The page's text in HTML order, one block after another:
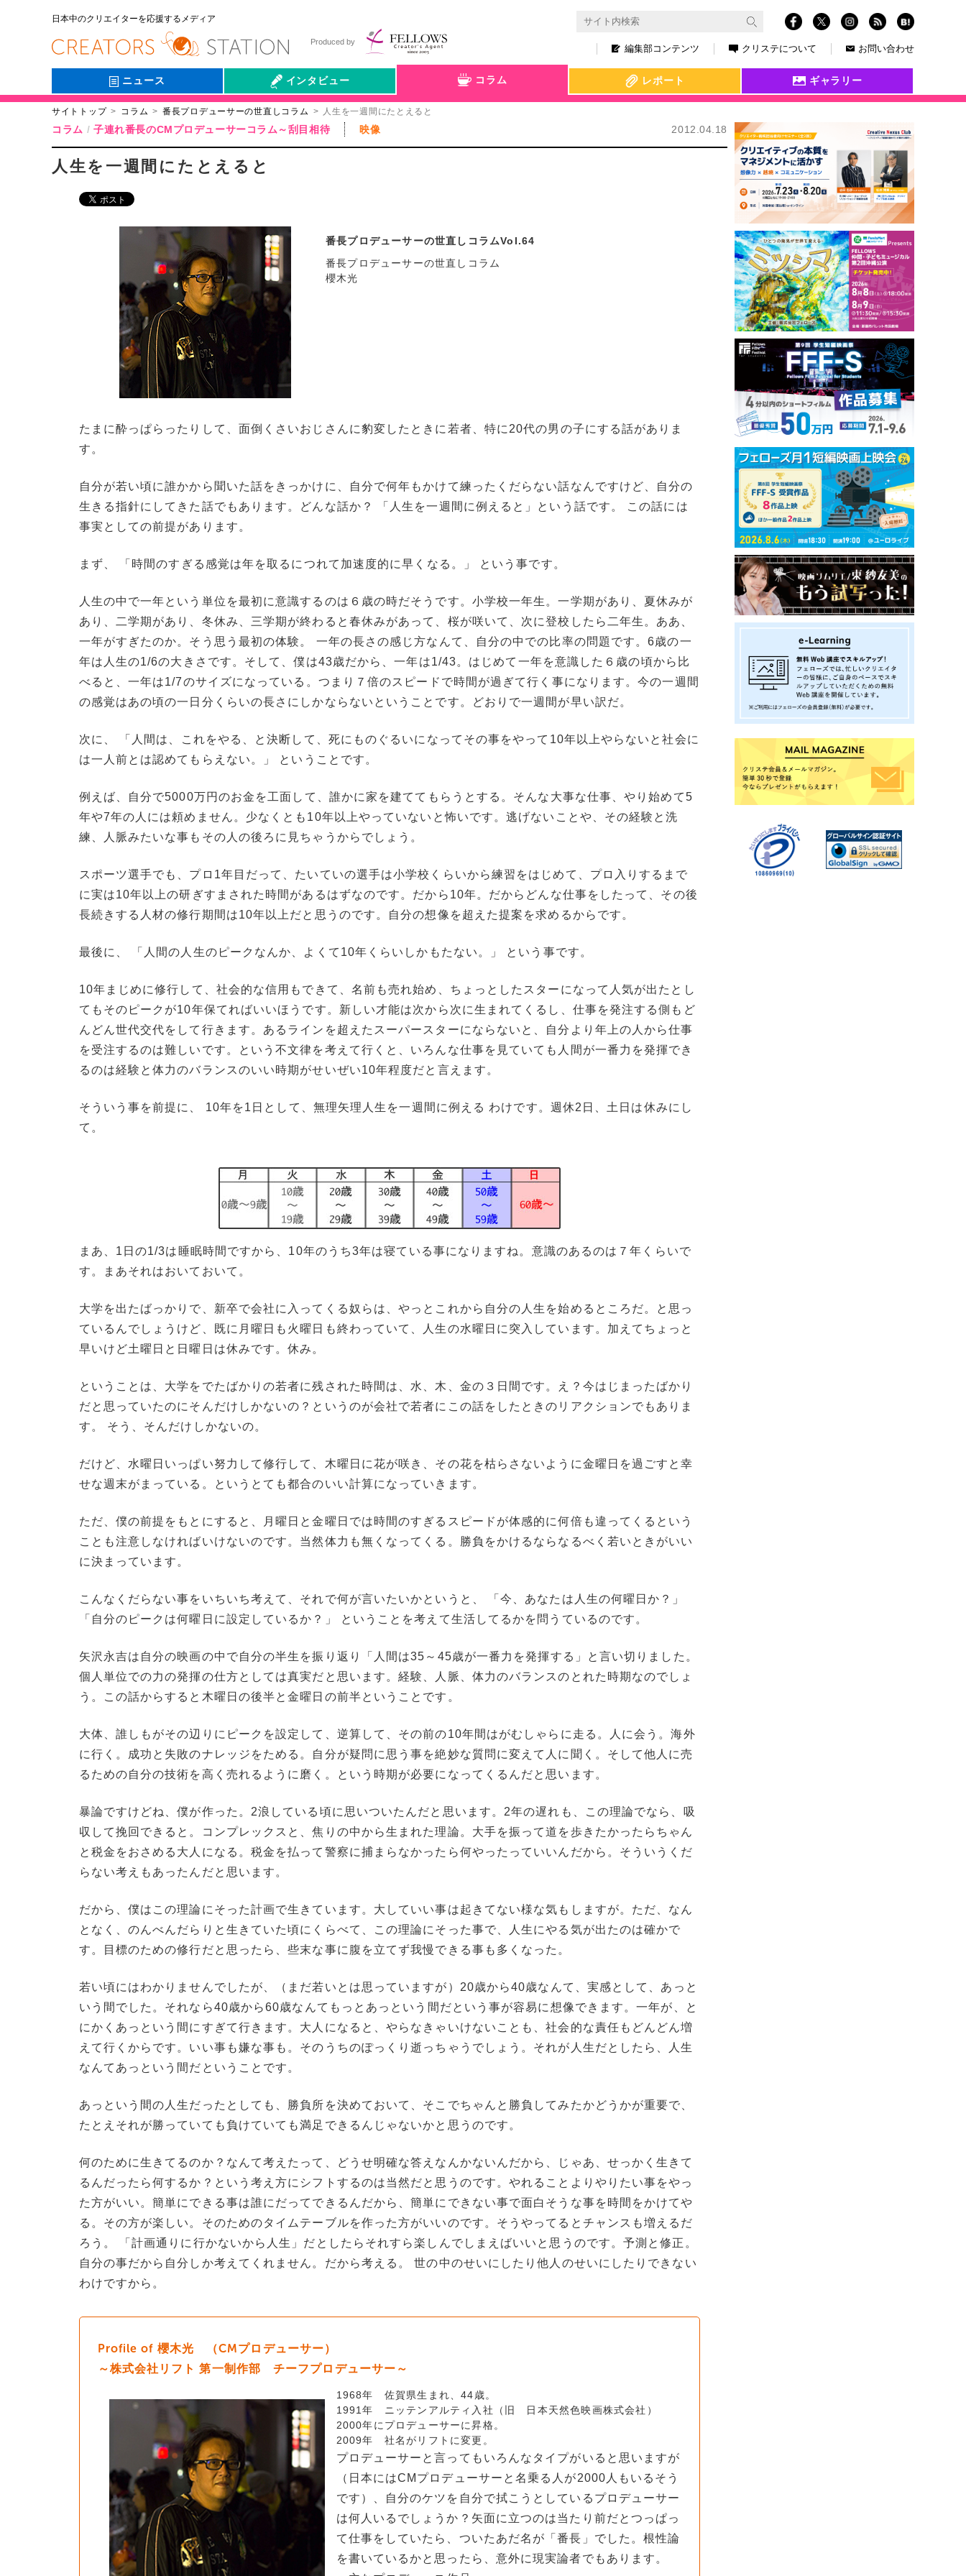
日本中のクリエイターを応援するメディア
編集部コンテンツ クリステについて お問い合わせ
Produced by
ニュース インタビュー
会社伝
コラム レポート ギャラリー
サイトトップ コラム 番長プロデューサーの世直しコラム 人生を一週間にたとえると
コラム 子連れ番長のCMプロデューサーコラム～刮目相待 映像 2012.04.18
人生を一週間にたとえると
番長プロデューサーの世直しコラムVol.64
番長プロデューサーの世直しコラム
櫻木光
たまに酔っぱらったりして、面倒くさいおじさんに豹変したときに若者、特に20代の男の子にする話がありま
す。
自分が若い頃に誰かから聞いた話をきっかけに、自分で何年もかけて練ったくだらない話なんですけど、自分の
生きる指針にしてきた話でもあります。どんな話か？ 「人生を一週間に例えると」という話です。 この話には
事実としての前提があります。
まず、 「時間のすぎる感覚は年を取るにつれて加速度的に早くなる。」 という事です。
人生の中で一年という単位を最初に意識するのは６歳の時だそうです。小学校一年生。一学期があり、夏休みが
あり、二学期があり、冬休み、三学期が終わると春休みがあって、桜が咲いて、次に登校したら二年生。ああ、
一年がすぎたのか。そう思う最初の体験。 一年の長さの感じ方なんて、自分の中での比率の問題です。6歳の一
年は人生の1/6の大きさです。そして、僕は43歳だから、一年は1/43。はじめて一年を意識した６歳の頃から比
べると、一年は1/7のサイズになっている。つまり７倍のスピードで時間が過ぎて行く事になります。今の一週間
の感覚はあの頃の一日分くらいの長さにしかならないということです。どおりで一週間が早い訳だ。
次に、
「人間は、これをやる、と決断して、死にものぐるいになってその事をやって10年以上やらないと社会に
は一人前とは認めてもらえない。」
ということです。
例えば、自分で5000万円のお金を工面して、誰かに家を建ててもらうとする。そんな大事な仕事、やり始めて5
年や7年の人には頼めません。少なくとも10年以上やっていないと怖いです。逃げないことや、その経験と洗
練、人脈みたいな事もその人の後ろに見ちゃうからでしょう。
スポーツ選手でも、プロ1年目だって、たいていの選手は小学校くらいから練習をはじめて、プロ入りするまで
に実は10年以上の研ぎすまされた時間があるはずなのです。だから10年。だからどんな仕事をしたって、その後
長続きする人材の修行期間は10年以上だと思うのです。自分の想像を超えた提案を求めるからです。
最後に、 「人間の人生のピークなんか、よくて10年くらいしかもたない。」 という事です。
10年まじめに修行して、社会的な信用もできて、名前も売れ始め、ちょっとしたスターになって人気が出たとし
てもそのピークが10年保てればいいほうです。新しい才能は次から次に生まれてくるし、仕事を発注する側もど
んどん世代交代をして行きます。あるラインを超えたスーパースターにならないと、自分より年上の人から仕事
を受注するのは難しいです。という不文律を考えて行くと、いろんな仕事を見ていても人間が一番力を発揮でき
るのは経験と体力のバランスのいい時期がせいぜい10年程度だと言えます。
そういう事を前提に、 10年を1日として、無理矢理人生を一週間に例える わけです。週休2日、土日は休みにし
て。
まあ、1日の1/3は睡眠時間ですから、10年のうち3年は寝ている事になりますね。意識のあるのは７年くらいで
す。まあそれはおいておいて。
大学を出たばっかりで、新卒で会社に入ってくる奴らは、やっとこれから自分の人生を始めるところだ。と思っ
ているんでしょうけど、既に月曜日も火曜日も終わっていて、人生の水曜日に突入しています。加えてちょっと
早いけど土曜日と日曜日は休みです。休み。
ということは、大学をでたばかりの若者に残された時間は、水、木、金の３日間です。え？今はじまったばかり
だと思っていたのにそんだけしかないの？というのが会社で若者にこの話をしたときのリアクションでもありま
す。 そう、そんだけしかないの。
だけど、水曜日いっぱい努力して修行して、木曜日に花が咲き、その花を枯らさないように金曜日を過ごすと幸
せな週末がまっている。というとても都合のいい計算になっていきます。
ただ、僕の前提をもとにすると、月曜日と金曜日では時間のすぎるスピードが体感的に何倍も違ってくるという
ことも注意しなければいけないのです。当然体力も無くなってくる。勝負をかけるならなるべく若いときがいい
に決まっています。
こんなくだらない事をいちいち考えて、それで何が言いたいかというと、 「今、あなたは人生の何曜日か？」
「自分のピークは何曜日に設定しているか？」 ということを考えて生活してるかを問うているのです。
矢沢永吉は自分の映画の中で自分の半生を振り返り「人間は35～45歳が一番力を発揮する」と言い切りました。
個人単位での力の発揮の仕方としては真実だと思います。経験、人脈、体力のバランスのとれた時期なのでしょ
う。この話からすると木曜日の後半と金曜日の前半ということです。
大体、誰しもがその辺りにピークを設定して、逆算して、その前の10年間はがむしゃらに走る。人に会う。海外
に行く。成功と失敗のナレッジをためる。自分が疑問に思う事を絶妙な質問に変えて人に聞く。そして他人に売
るための自分の技術を高く売れるように磨く。という時期が必要になってくるんだと思います。
暴論ですけどね、僕が作った。2浪している頃に思いついたんだと思います。2年の遅れも、この理論でなら、吸
収して挽回できると。コンプレックスと、焦りの中から生まれた理論。大手を振って道を歩きたかったらちゃん
と税金をおさめる大人になる。税金を払って警察に捕まらなかったら何やったっていいんだから。そういうくだ
らない考えもあったんだと思います。
だから、僕はこの理論にそった計画で生きています。大していい事は起きてない様な気もしますが。ただ、なん
となく、のんべんだらりと生きていた頃にくらべて、この理論にそった事で、人生にやる気が出たのは確かで
す。目標のための修行だと思ったら、些末な事に腹を立てず我慢できる事も多くなった。
若い頃にはわかりませんでしたが、（まだ若いとは思っていますが）20歳から40歳なんて、実感として、あっと
いう間でした。それなら40歳から60歳なんてもっとあっという間だという事が容易に想像できます。一年が、と
にかくあっという間にすぎて行きます。大人になると、やらなきゃいけないことも、社会的な責任もどんどん増
えて行くからです。いい事も嫌な事も。そのうちのぽっくり逝っちゃうでしょう。それが人生だとしたら、人生
なんてあっという間だということです。
あっという間の人生だったとしても、勝負所を決めておいて、そこでちゃんと勝負してみたかどうかが重要で、
たとえそれが勝っていても負けていても満足できるんじゃないかと思うのです。
何のために生きてるのか？なんて考えたって、どうせ明確な答えなんかないんだから、じゃあ、せっかく生きて
るんだったら何するか？という考え方にシフトするのは当然だと思うのです。やれることよりやりたい事をやっ
た方がいい。簡単にできる事は誰にだってできるんだから、簡単にできない事で面白そうな事を時間をかけてや
る。その方が楽しい。そのためのタイムテーブルを作った方がいいのです。そうやってるとチャンスも増えるだ
ろう。 「計画通りに行かないから人生」だとしたらそれすら楽しんでしまえばいいと思うのです。予測と修正。
自分の事だから自分しか考えてくれません。だから考える。 世の中のせいにしたり他人のせいにしたりできない
わけですから。
Profile of 櫻木光 （CMプロデューサー）
～株式会社リフト 第一制作部 チーフプロデューサー～
1968年 佐賀県生まれ、44歳。
1991年 ニッテンアルティ入社（旧 日本天然色映画株式会社）
2000年にプロデューサーに昇格。
2009年 社名がリフトに変更。
プロデューサーと言ってもいろんなタイプがいると思いますが
（日本にはCMプロデューサーと名乗る人が2000人もいるそう
です）、自分のケツを自分で拭こうとしているプロデューサー
は何人いるでしょうか？矢面に立つのは当たり前だとつっぱっ
て仕事をしていたら、ついたあだ名が「番長」でした。根性論
を書いているかと思ったら、意外に現実論者でもあります。